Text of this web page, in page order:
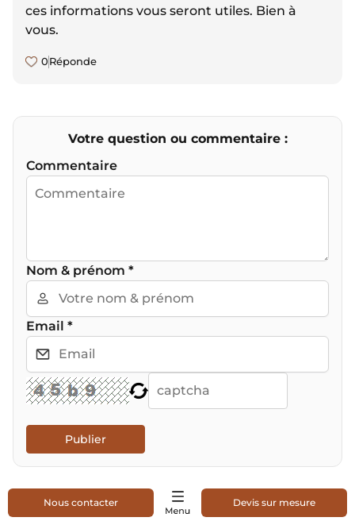
ces informations vous seront utiles. Bien à
vous.
0 Réponde
Votre question ou commentaire :
Commentaire
Nom & prénom *
Email *
Publier
Nous contacter Devis sur mesure